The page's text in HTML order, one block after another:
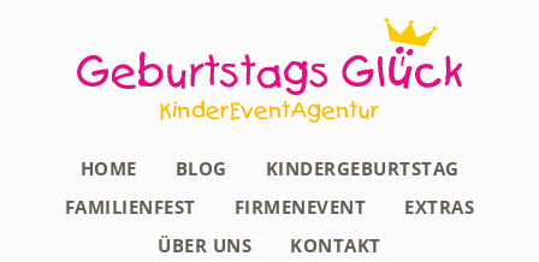
HOME BLOG
KINDERGEBURTSTAG
FAMILIENFEST
FIRMENEVENT
EXTRAS
ÜBER UNS
KONTAKT